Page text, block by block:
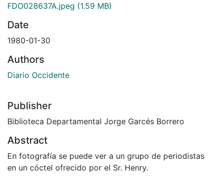
FDO028637A.jpeg (1.59 MB)
Date
1980-01-30
Authors
Diario Occidente
Publisher
Biblioteca Departamental Jorge Garcés Borrero
Abstract
En fotografía se puede ver a un grupo de periodistas
en un cóctel ofrecido por el Sr. Henry.